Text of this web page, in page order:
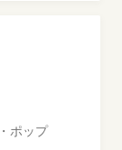
ポップ